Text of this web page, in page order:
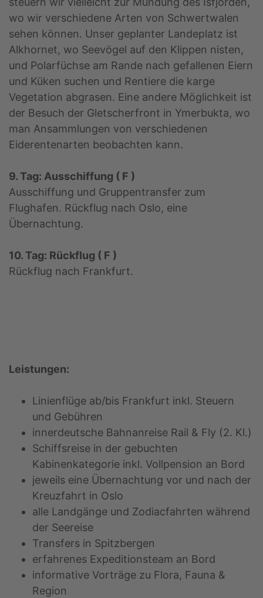
wo wir verschiedene Arten von Schwertwalen
sehen können. Unser geplanter Landeplatz ist
Alkhornet, wo Seevögel auf den Klippen nisten,
und Polarfüchse am Rande nach gefallenen Eiern
und Küken suchen und Rentiere die karge
Vegetation abgrasen. Eine andere Möglichkeit ist
der Besuch der Gletscherfront in Ymerbukta, wo
man Ansammlungen von verschiedenen
Eiderentenarten beobachten kann.
9. Tag: Ausschiffung ( F )
Ausschiffung und Gruppentransfer zum
Flughafen. Rückflug nach Oslo, eine
Übernachtung.
10. Tag: Rückflug ( F )
Rückflug nach Frankfurt.
Leistungen:
Linienflüge ab/bis Frankfurt inkl. Steuern
und Gebühren
innerdeutsche Bahnanreise Rail & Fly (2. Kl.)
Schiffsreise in der gebuchten
Kabinenkategorie inkl. Vollpension an Bord
jeweils eine Übernachtung vor und nach der
Kreuzfahrt in Oslo
alle Landgänge und Zodiacfahrten während
der Seereise
Transfers in Spitzbergen
erfahrenes Expeditionsteam an Bord
informative Vorträge zu Flora, Fauna &
Region